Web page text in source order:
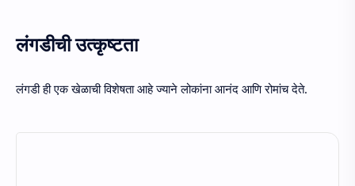
लंगडीची उत्कृष्टता
लंगडी ही एक खेळाची विशेषता आहे ज्याने लोकांना आनंद आणि रोमांच देते.